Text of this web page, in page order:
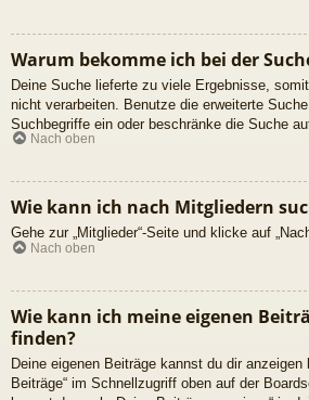
Warum bekomme ich bei der
Deine Suche lieferte zu viele Ergebnisse,
nicht verarbeiten. Benutze die erweiterte
Suchbegriffe ein oder beschränke die Suche
Nach oben
Wie kann ich nach Mitgliedern
Gehe zur „Mitglieder“-Seite und klicke auf
Nach oben
Wie kann ich meine eigenen
finden?
Deine eigenen Beiträge kannst du dir anzeigen
Beiträge“ im Schnellzugriff oben auf der